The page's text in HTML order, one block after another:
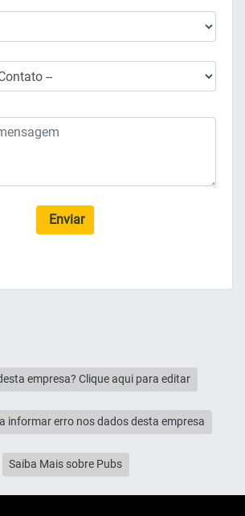
Enviar
empresa? Clique aqui para editar
informar erro nos dados desta empresa
Saiba Mais sobre Pubs